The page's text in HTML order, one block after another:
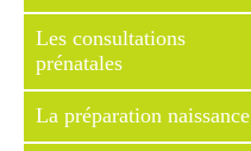
Les consultations
prénatales
La préparation naissance